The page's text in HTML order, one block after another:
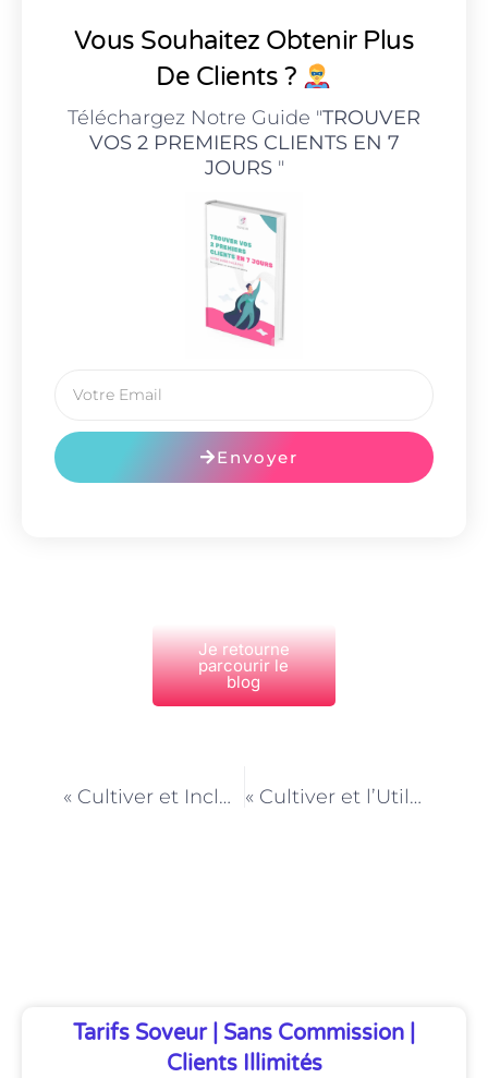
Vous Souhaitez Obtenir Plus
De Clients ?
Téléchargez Notre Guide "TROUVER
VOS 2 PREMIERS CLIENTS EN 7
JOURS"
Envoyer
Je retourne
parcourir le
blog
« Cultiver et Inclusion Sociale : Favoriser la Cohésion dans les Quartiers » « Cultiver et l’Utilisation Créative des Espaces Vacants en Ville »
Tarifs Soveur | Sans Commission |
Clients Illimités